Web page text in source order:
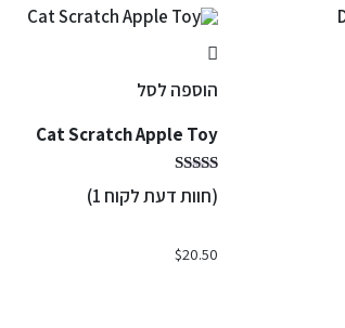
הוספה לסל
Cat Scratch Apple Toy
(חוות דעת לקוח 1
)
$20.50